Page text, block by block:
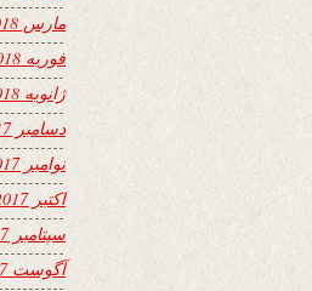
مارس 2018
فوریه 2018
ژانویه 2018
دسامبر 2017
نوامبر 2017
اکتبر 2017
سپتامبر 2017
آگوست 2017